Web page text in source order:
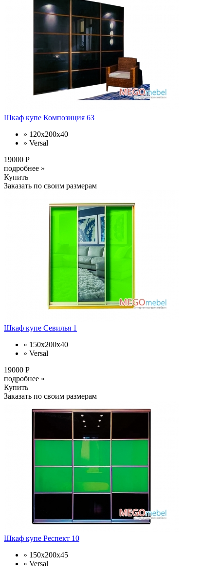
Шкаф купе Композиция 63
» 120x200x40
» Versal
19000 Р
подробнее »
Купить
Заказать по своим размерам
Шкаф купе Севилья 1
» 150x200x40
» Versal
19000 Р
подробнее »
Купить
Заказать по своим размерам
Шкаф купе Респект 10
» 150x200x45
» Versal